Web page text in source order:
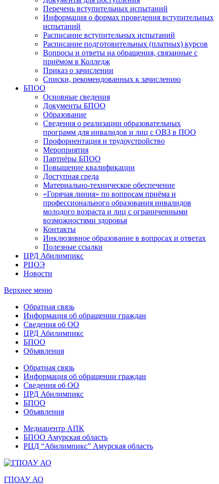
Перечень вступительных испытаний
Информация о формах проведения вступительных
испытаний
Расписание вступительных испытаний
Расписание подготовительных (платных) курсов
Вопросы и ответы на обращения, связанные с
приёмом в Колледж
Приказ о зачислении
Списки, рекомендованных к зачислению
БПОО
Основные сведения
Документы БПОО
Образование
Сведения о реализации образовательных
программ для инвалидов и лиц с ОВЗ в ПОО
Профориентация и трудоустройство
Мероприятия
Партнёры БПОО
Повышение квалификации
Доступная среда
Материально-техническое обеспечение
«Горячая линия» по вопросам приёма и
профессионального образования инвалидов
молодого возраста и лиц с ограниченными
возможностями здоровья
Контакты
Инклюзивное образование в вопросах и ответах
Полезные ссылки
ЦРД Абилимпикс
РЦОЭ
Новости
Верхнее меню
Обратная связь
Информация об обращении граждан
Сведения об ОО
ЦРД Абилимпикс
БПОО
Объявления
Обратная связь
Информация об обращении граждан
Сведения об ОО
ЦРД Абилимпикс
БПОО
Объявления
Медиацентр АПК
БПОО Амурская область
РЦД “Абилимпикс” Амурская область
ГПОАУ АО